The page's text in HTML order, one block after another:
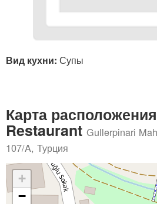
Вид кухни: Супы
Карта
Restaurant Gullerpinari
107/A, Турция
+
−